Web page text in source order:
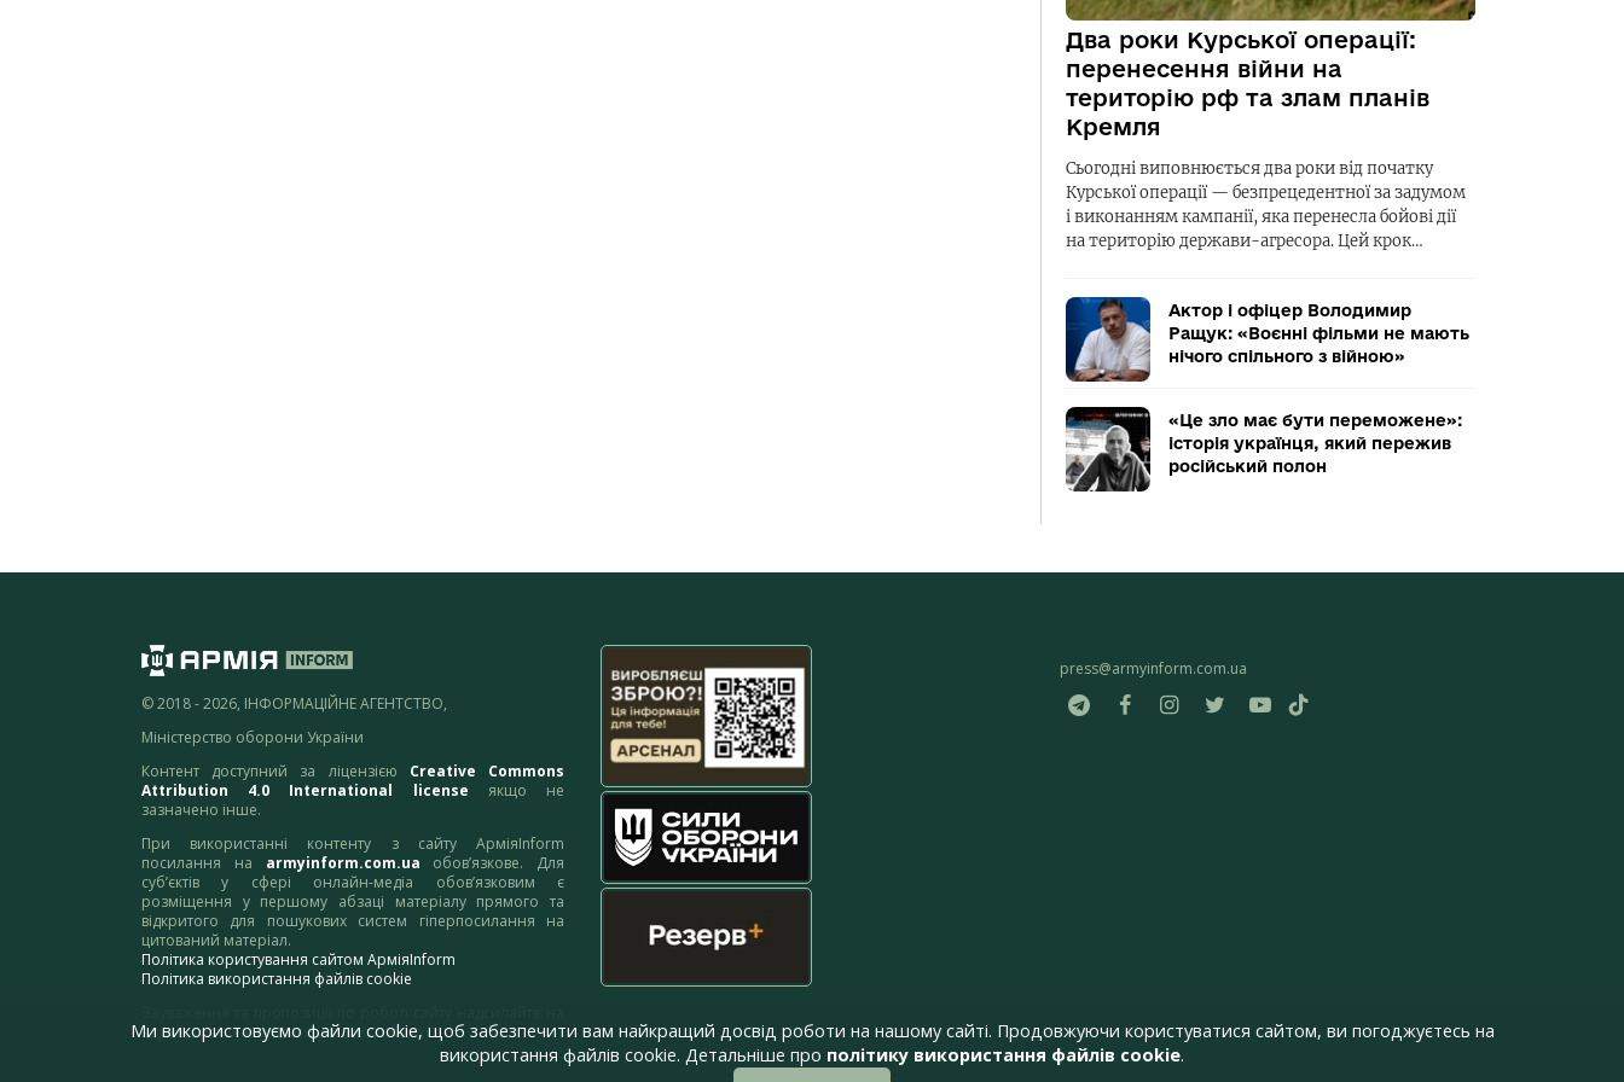
Два роки Курської операції:
перенесення війни на
територію рф та злам планів
Кремля
Сьогодні виповнюється два роки від початку
Курської операції — безпрецедентної за задумом
і виконанням кампанії, яка перенесла бойові дії
на територію держави-агресора. Цей крок…
Актор і офіцер Володимир
Ращук: «Воєнні фільми не мають
нічого спільного з війною»
«Це зло має бути переможене»:
історія українця, який пережив
російський полон
© 2018 - 2026, ІНФОРМАЦІЙНЕ АГЕНТСТВО,
Міністерство оборони України
Контент доступний за ліцензією Creative Commons
Attribution 4.0 International license якщо не
зазначено інше.
При використанні контенту з сайту АрміяInform
посилання на armyinform.com.ua обов’язкове. Для
суб’єктів у сфері онлайн-медіа обов’язковим є
розміщення у першому абзаці матеріалу прямого та
відкритого для пошукових систем гіперпосилання на
цитований матеріал.
Політика користування сайтом АрміяInform
Політика використання файлів cookie
адресу:webmaster@armyinform.com.ua
press@armyinform.com.ua
Ми використовуємо файли cookie, щоб забезпечити вам найкращий досвід роботи на нашому сайті. Продовжуючи користуватися сайтом, ви погоджуєтесь на
використання файлів cookie. Детальніше про політику використання файлів cookie.